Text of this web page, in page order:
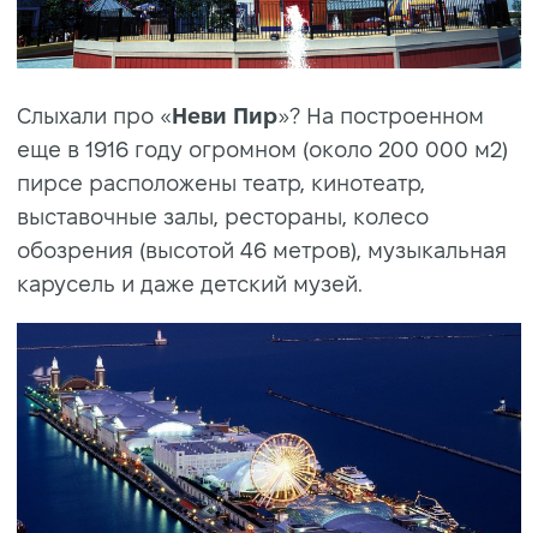
Слыхали про «Неви Пир»? На построенном
еще в 1916 году огромном (около 200 000 м2)
пирсе расположены театр, кинотеатр,
выставочные залы, рестораны, колесо
обозрения (высотой 46 метров), музыкальная
карусель и даже детский музей.